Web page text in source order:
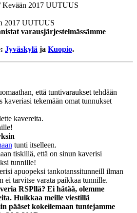
Kevään 2017 UUTUUS
2017 UUTUUS
varausjärjestelmässämme
Jyväskylä ja Kuopio.
että tuntivaraukset tehdään
kaveriasi tekemään omat tunnukset
kavereita.
tunti itselleen.
tiskillä, että on sinun kaverisi
tunnille!
apuopeksi tankotanssitunneill ilman
ei tarvitse varata paikkaa tunnille.
RSPllä? Ei hätää, olemme
Huikkaa meille viestillä
pääset kokeilemaan tuntejamme